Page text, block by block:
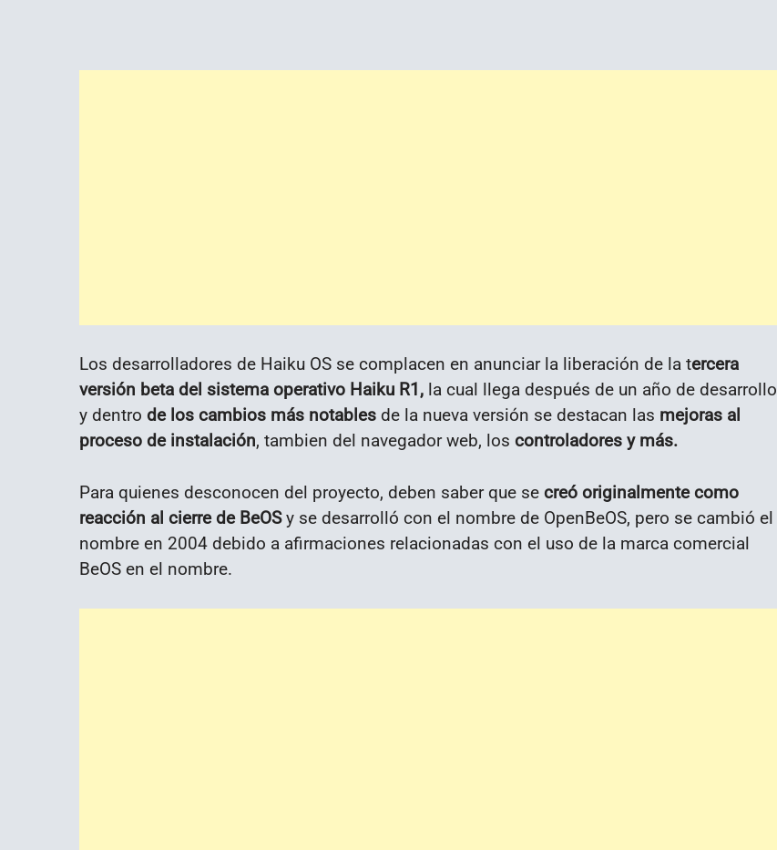
Los desarrolladores de Haiku OS se complacen en anunciar la liberación de la tercera
versión beta del sistema operativo Haiku R1, la cual llega después de un año de desarrollo
y dentro de los cambios más notables de la nueva versión se destacan las mejoras al
proceso de instalación, tambien del navegador web, los controladores y más.
Para quienes desconocen del proyecto, deben saber que se creó originalmente como
reacción al cierre de BeOSy se desarrolló con el nombre de OpenBeOS, pero se cambió el
nombre en 2004 debido a afirmaciones relacionadas con el uso de la marca comercial
BeOS en el nombre.